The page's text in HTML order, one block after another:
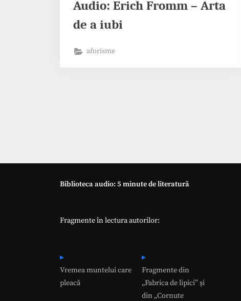
Audio: Erich Fromm – Arta
de a iubi
aforisme
Biblioteca audio: 5 minute de literatură
Fragmente în lectura autorilor:
Vremea muntelui care
pleacă
Fragmente din
„Fabrica de lipici” și
din „Cornute